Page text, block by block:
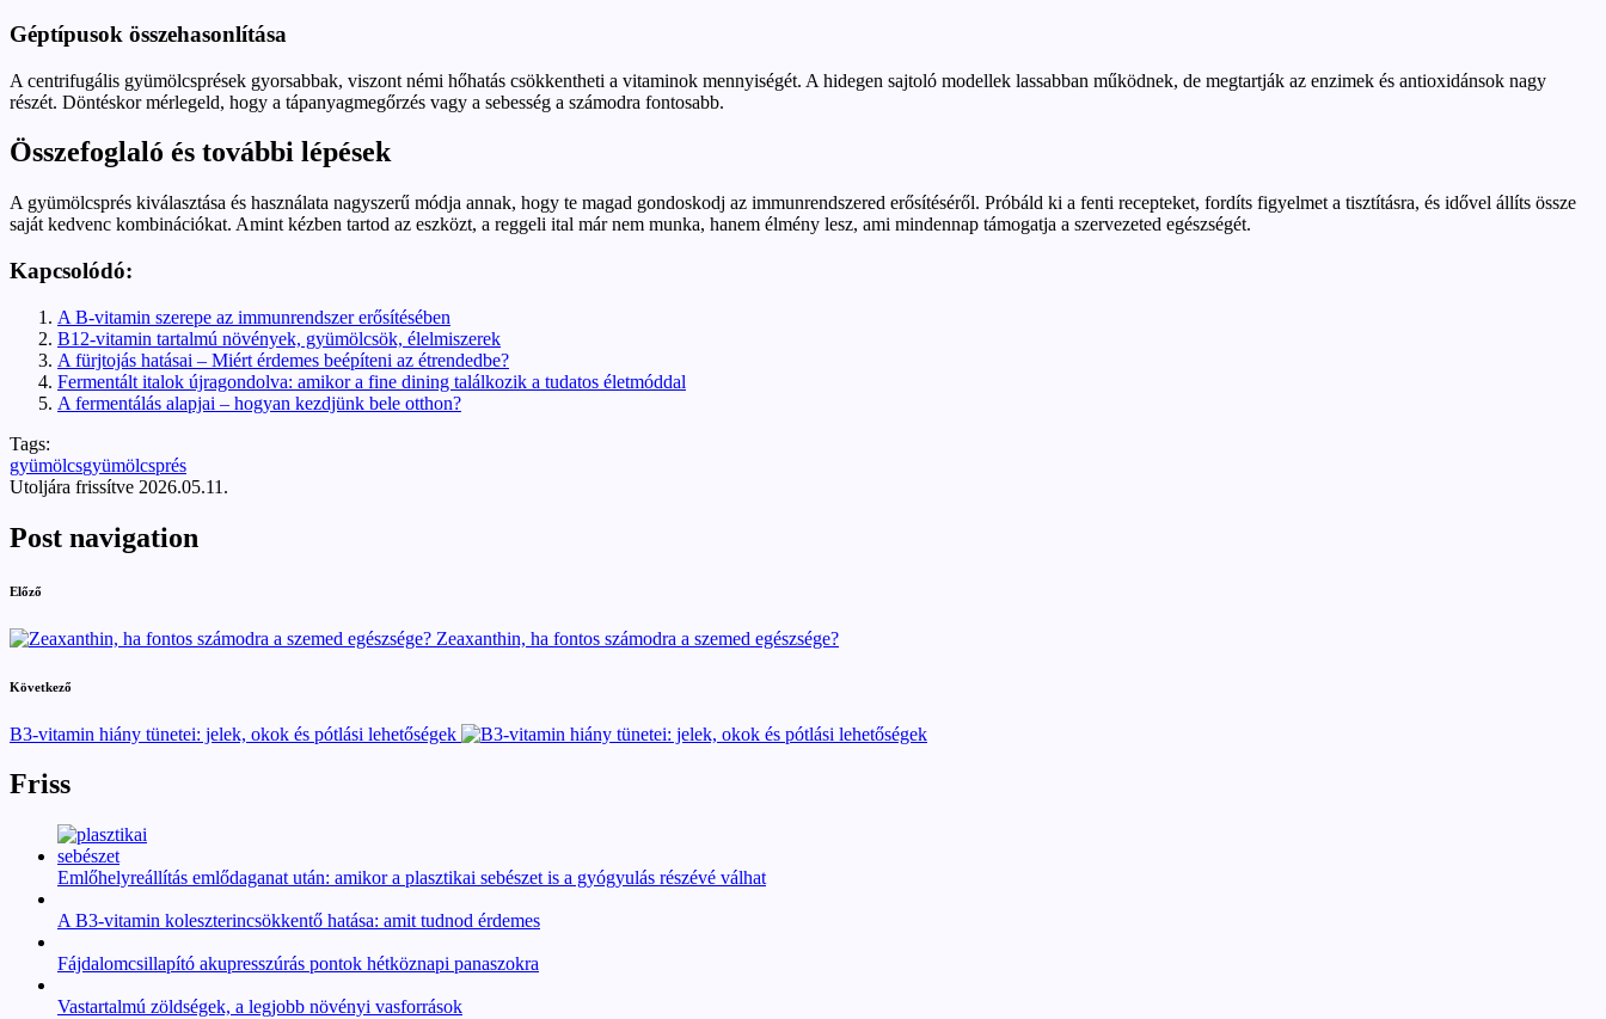
Géptípusok összehasonlítása
A centrifugális gyümölcsprések gyorsabbak, viszont némi hőhatás csökkentheti a vitaminok mennyiségét. A hidegen sajtoló modellek lassabban működnek, de megtartják az enzimek és antioxidánsok nagy
részét. Döntéskor mérlegeld, hogy a tápanyagmegőrzés vagy a sebesség a számodra fontosabb.
Összefoglaló és további lépések
A gyümölcsprés kiválasztása és használata nagyszerű módja annak, hogy te magad gondoskodj az immunrendszered erősítéséről. Próbáld ki a fenti recepteket, fordíts figyelmet a tisztításra, és idővel állíts össze
saját kedvenc kombinációkat. Amint kézben tartod az eszközt, a reggeli ital már nem munka, hanem élmény lesz, ami mindennap támogatja a szervezeted egészségét.
Kapcsolódó:
A B-vitamin szerepe az immunrendszer erősítésében
B12-vitamin tartalmú növények, gyümölcsök, élelmiszerek
A fürjtojás hatásai – Miért érdemes beépíteni az étrendedbe?
Fermentált italok újragondolva: amikor a fine dining találkozik a tudatos életmóddal
A fermentálás alapjai – hogyan kezdjünk bele otthon?
Tags:
gyümölcsgyümölcsprés
Utoljára frissítve 2026.05.11.
Post navigation
Előző
Zeaxanthin, ha fontos számodra a szemed egészsége?
Következő
B3-vitamin hiány tünetei: jelek, okok és pótlási lehetőségek
Friss
Emlőhelyreállítás emlődaganat után: amikor a plasztikai sebészet is a gyógyulás részévé válhat
A B3-vitamin koleszterincsökkentő hatása: amit tudnod érdemes
Fájdalomcsillapító akupresszúrás pontok hétköznapi panaszokra
Vastartalmú zöldségek, a legjobb növényi vasforrások